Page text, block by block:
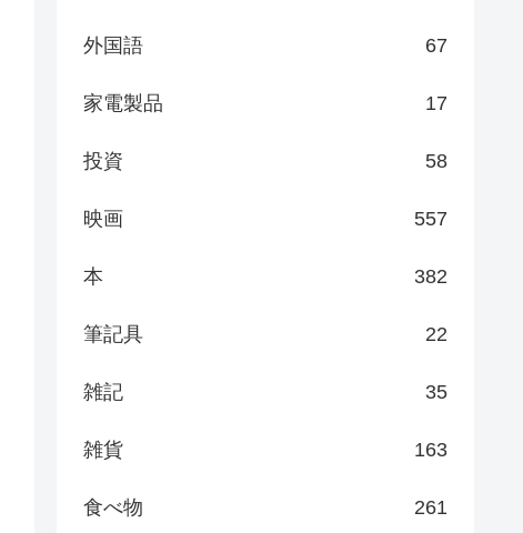
外国語 67
家電製品 17
投資 58
映画 557
本 382
筆記具 22
雑記 35
雑貨 163
食べ物 261